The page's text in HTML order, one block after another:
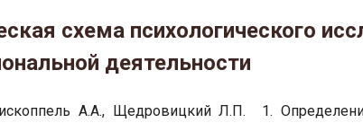
схема психологического
деятельности
А.А., Щедровицкий Л.П. 1.